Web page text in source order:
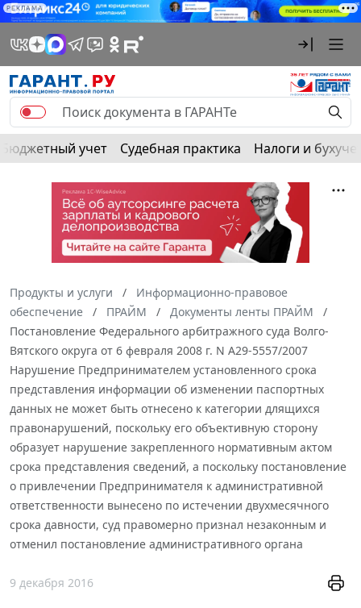
РЕКЛАМА
Бюджетный учет Судебная практика Налоги и
Продукты и услуги
Информационно-правовое
обеспечение
ПРАЙМ
Документы ленты ПРАЙМ
Постановление Федерального арбитражного суда Волго-
Вятского округа от 6 февраля 2008 г. N А29-5557/2007
Нарушение Предпринимателем установленного срока
представления информации об изменении паспортных
данных не может быть отнесено к категории длящихся
правонарушений, поскольку его объективную сторону
образует нарушение закрепленного нормативным актом
срока представления сведений, а поскольку постановление
о привлечении Предпринимателя к административной
ответственности вынесено по истечении двухмесячного
срока давности, суд правомерно признал незаконным и
отменил постановление административного органа
9 декабря 2016